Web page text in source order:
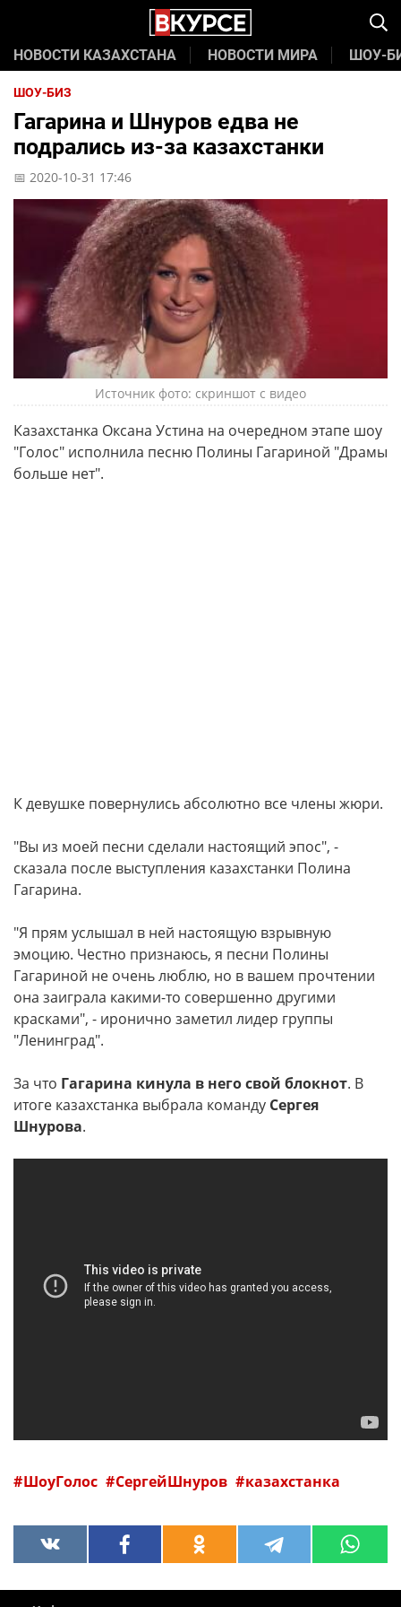
НОВОСТИ КАЗАХСТАНА НОВОСТИ МИРА ШОУ-
ШОУ-БИЗ
Гагарина и Шнуров едва не
подрались из-за казахстанки
📅 2020-10-31 17:46
Источник фото: скриншот с видео
Казахстанка Оксана Устина на очередном этапе шоу
"Голос" исполнила песню Полины Гагариной "Драмы
больше нет".
К девушке повернулись абсолютно все члены жюри.
"Вы из моей песни сделали настоящий эпос", -
сказала после выступления казахстанки Полина
Гагарина.
"Я прям услышал в ней настоящую взрывную
эмоцию. Честно признаюсь, я песни Полины
Гагариной не очень люблю, но в вашем прочтении
она заиграла какими-то совершенно другими
красками", - иронично заметил лидер группы
"Ленинград".
За что Гагарина кинула в него свой блокнот. В
итоге казахстанка выбрала команду Сергея
Шнурова.
ШоуГолос СергейШнуров казахстанка